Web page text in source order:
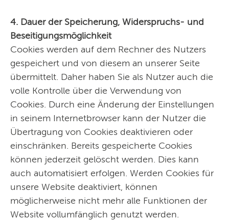
4. Dauer der Speicherung, Widerspruchs- und
Beseitigungsmöglichkeit
Cookies werden auf dem Rechner des Nutzers
gespeichert und von diesem an unserer Seite
übermittelt. Daher haben Sie als Nutzer auch die
volle Kontrolle über die Verwendung von
Cookies. Durch eine Änderung der Einstellungen
in seinem Internetbrowser kann der Nutzer die
Übertragung von Cookies deaktivieren oder
einschränken. Bereits gespeicherte Cookies
können jederzeit gelöscht werden. Dies kann
auch automatisiert erfolgen. Werden Cookies für
unsere Website deaktiviert, können
möglicherweise nicht mehr alle Funktionen der
Website vollumfänglich genutzt werden.